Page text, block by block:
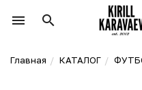
Главная КАТАЛОГ